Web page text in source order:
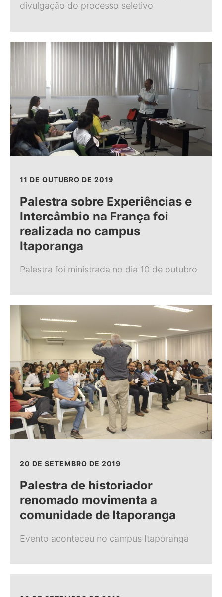
divulgação do processo seletivo
11 DE OUTUBRO DE 2019
Palestra sobre Experiências e
Intercâmbio na França foi
realizada no campus
Itaporanga
Palestra foi ministrada no dia 10 de outubro
20 DE SETEMBRO DE 2019
Palestra de historiador
renomado movimenta a
comunidade de Itaporanga
Evento aconteceu no campus Itaporanga